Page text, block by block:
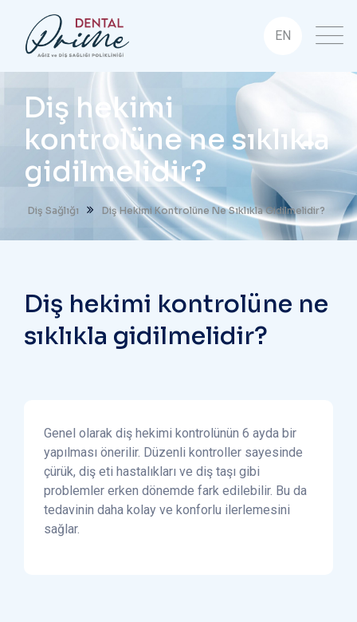
EN
Diş hekimi
kontrolüne ne sıklıkla
gidilmelidir?
Diş Sağlığı Diş Hekimi Kontrolüne Ne Sıklıkla Gidilmelidir?
Diş hekimi kontrolüne ne
sıklıkla gidilmelidir?
Genel olarak diş hekimi kontrolünün 6 ayda bir
yapılması önerilir. Düzenli kontroller sayesinde
çürük, diş eti hastalıkları ve diş taşı gibi
problemler erken dönemde fark edilebilir. Bu da
tedavinin daha kolay ve konforlu ilerlemesini
sağlar.